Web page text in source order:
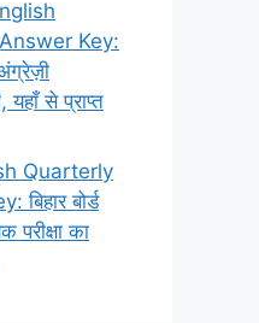
Key:
यहाँ से प्राप्त
Quarterly
बोर्ड
परीक्षा का